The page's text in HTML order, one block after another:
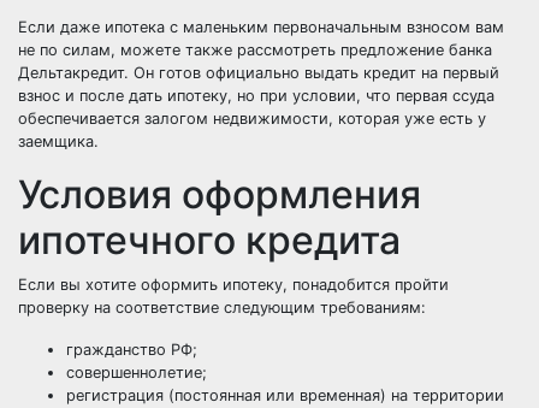
Если даже ипотека с маленьким первоначальным взносом вам
не по силам, можете также рассмотреть предложение банка
Дельтакредит. Он готов официально выдать кредит на первый
взнос и после дать ипотеку, но при условии, что первая ссуда
обеспечивается залогом недвижимости, которая уже есть у
заемщика.
Условия оформления
ипотечного кредита
Если вы хотите оформить ипотеку, понадобится пройти
проверку на соответствие следующим требованиям:
гражданство РФ;
совершеннолетие;
регистрация (постоянная или временная) на территории